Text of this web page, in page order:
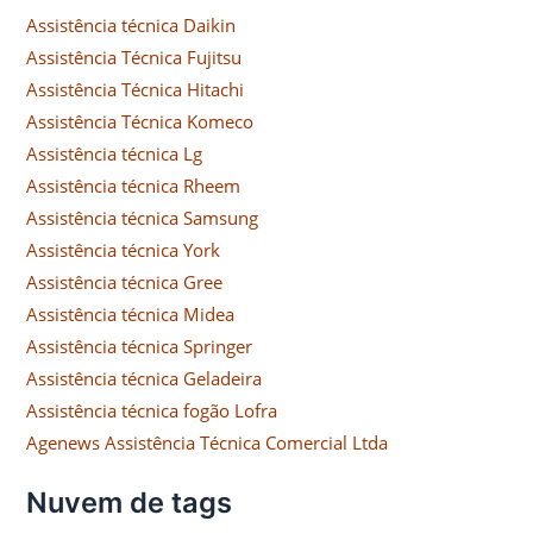
Assistência técnica Daikin
Assistência Técnica Fujitsu
Assistência Técnica Hitachi
Assistência Técnica Komeco
Assistência técnica Lg
Assistência técnica Rheem
Assistência técnica Samsung
Assistência técnica York
Assistência técnica Gree
Assistência técnica Midea
Assistência técnica Springer
Assistência técnica Geladeira
Assistência técnica fogão Lofra
Agenews Assistência Técnica Comercial Ltda
Nuvem de tags